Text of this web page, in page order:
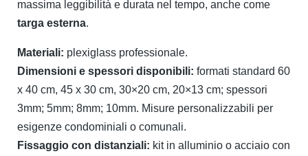
massima leggibilità e durata nel tempo, anche come
targa esterna.
Materiali: plexiglass professionale.
Dimensioni e spessori disponibili: formati standard 60
x 40 cm, 45 x 30 cm, 30×20 cm, 20×13 cm; spessori
3mm; 5mm; 8mm; 10mm. Misure personalizzabili per
esigenze condominiali o comunali.
Fissaggio con distanziali: kit in alluminio o acciaio con